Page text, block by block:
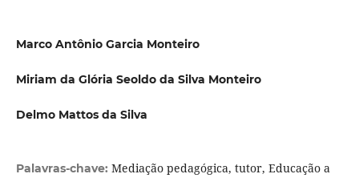
Marco Antônio Garcia Monteiro
Miriam da Glória Seoldo da Silva Monteiro
Delmo Mattos da Silva
Palavras-chave: Mediação pedagógica, tutor, Educação a